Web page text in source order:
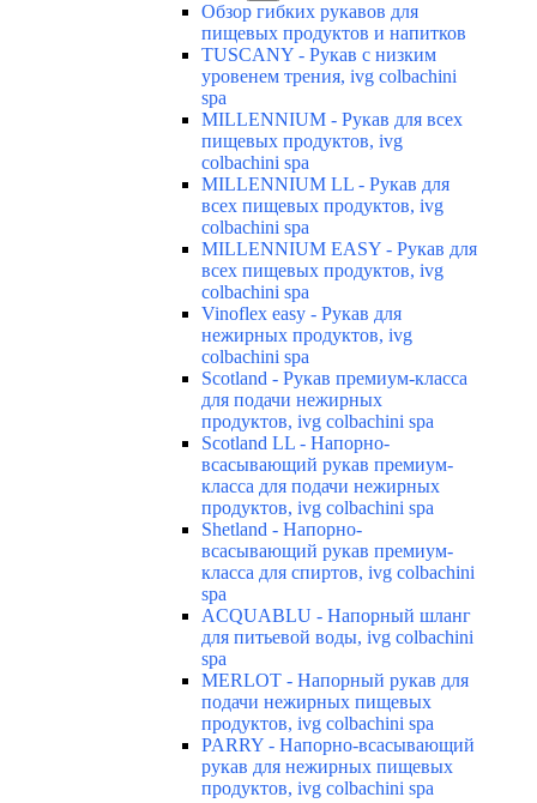
Обзор гибких рукавов для
пищевых продуктов и напитков
TUSCANY - Рукав с низким
уровенем трения, ivg colbachini
spa
MILLENNIUM - Рукав для всех
пищевых продуктов, ivg
colbachini spa
MILLENNIUM LL - Рукав для
всех пищевых продуктов, ivg
colbachini spa
MILLENNIUM EASY - Рукав для
всех пищевых продуктов, ivg
colbachini spa
Vinoflex easy - Рукав для
нежирных продуктов, ivg
colbachini spa
Scotland - Рукав премиум-класса
для подачи нежирных
продуктов, ivg colbachini spa
Scotland LL - Напорно-
всасывающий рукав премиум-
класса для подачи нежирных
продуктов, ivg colbachini spa
Shetland - Напорно-
всасывающий рукав премиум-
класса для спиртов, ivg colbachini
spa
ACQUABLU - Напорный шланг
для питьевой воды, ivg colbachini
spa
MERLOT - Напорный рукав для
подачи нежирных пищевых
продуктов, ivg colbachini spa
PARRY - Напорно-всасывающий
рукав для нежирных пищевых
продуктов, ivg colbachini spa